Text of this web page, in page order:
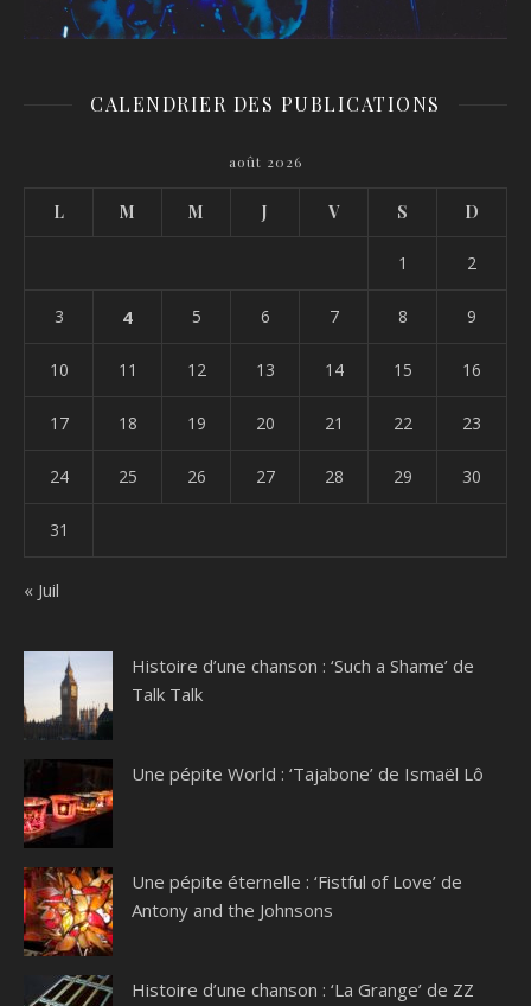
CALENDRIER DES PUBLICATIONS
août 2026
L M M J V S D
1 2
3 4 5 6 7 8 9
10 11 12 13 14 15 16
17 18 19 20 21 22 23
24 25 26 27 28 29 30
31
« Juil
Histoire d’une chanson : ‘Such a Shame’ de
Talk Talk
Une pépite World : ‘Tajabone’ de Ismaël Lô
Une pépite éternelle : ‘Fistful of Love’ de
Antony and the Johnsons
Histoire d’une chanson : ‘La Grange’ de ZZ